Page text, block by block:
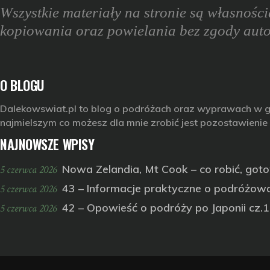
Wszystkie materiały na stronie są
kopiowania oraz powielania bez zgody
O BLOGU
Dalekowswiat.pl to blog o podróżach oraz wyprawach w
najmielszym co możesz dla mnie zrobić jest
NAJNOWSZE WPISY
5 czerwca 2026 Nowa Zelandia, Mt Cook – co robić,
5 czerwca 2026 43 – Informacje praktyczne o
5 czerwca 2026 42 – Opowieść o podróży po Japonii cz.1